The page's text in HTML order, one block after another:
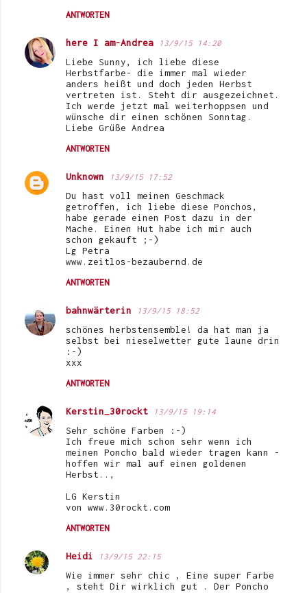
ANTWORTEN
here I am-Andrea 13/9/15 14:20
Liebe Sunny, ich liebe diese
Herbstfarbe- die immer mal wieder
anders heißt und doch jeden Herbst
vertreten ist. Steht dir ausgezeichnet.
Ich werde jetzt mal weiterhoppsen und
wünsche dir einen schönen Sonntag.
Liebe Grüße Andrea
ANTWORTEN
Unknown 13/9/15 17:52
Du hast voll meinen Geschmack
getroffen, ich liebe diese Ponchos,
habe gerade einen Post dazu in der
Mache. Einen Hut habe ich mir auch
schon gekauft ;-)
Lg Petra
www.zeitlos-bezaubernd.de
ANTWORTEN
bahnwärterin 13/9/15 18:52
schönes herbstensemble! da hat man ja
selbst bei nieselwetter gute laune drin
:-)
xxx
ANTWORTEN
Kerstin_30rockt 13/9/15 19:14
Sehr schöne Farben :-)
Ich freue mich schon sehr wenn ich
meinen Poncho bald wieder tragen kann -
hoffen wir mal auf einen goldenen
Herbst..,
LG Kerstin
von www.30rockt.com
ANTWORTEN
Heidi 13/9/15 22:15
Wie immer sehr chic , Eine super Farbe
, steht Dir wirklich gut . Der Poncho